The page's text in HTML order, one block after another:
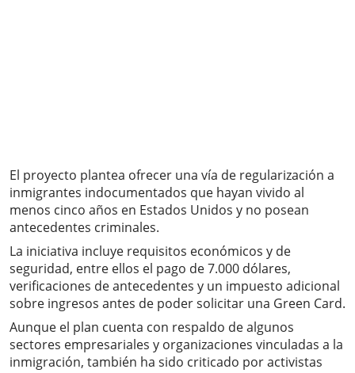
El proyecto plantea ofrecer una vía de regularización a
inmigrantes indocumentados que hayan vivido al
menos cinco años en Estados Unidos y no posean
antecedentes criminales.
La iniciativa incluye requisitos económicos y de
seguridad, entre ellos el pago de 7.000 dólares,
verificaciones de antecedentes y un impuesto adicional
sobre ingresos antes de poder solicitar una Green Card.
Aunque el plan cuenta con respaldo de algunos
sectores empresariales y organizaciones vinculadas a la
inmigración, también ha sido criticado por activistas